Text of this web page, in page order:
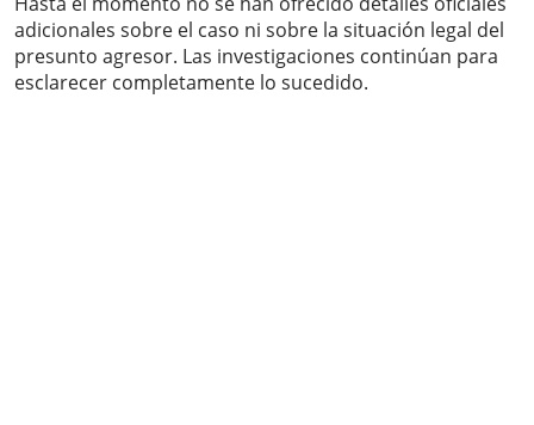
adicionales sobre el caso ni sobre la situación legal del
presunto agresor. Las investigaciones continúan para
esclarecer completamente lo sucedido.